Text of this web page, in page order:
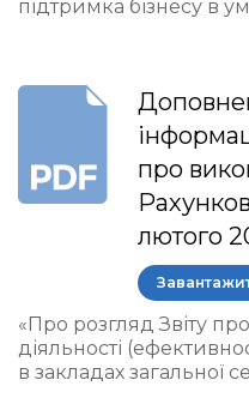
підтримка бізнесу в
про
лютого
«Про розгляд Звіту
діяльності
в закладах загальної